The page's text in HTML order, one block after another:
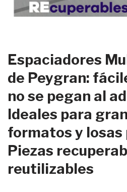
Espaciadores
de Peygran:
no se pegan al
Ideales para
formatos y losas
Piezas
reutilizables